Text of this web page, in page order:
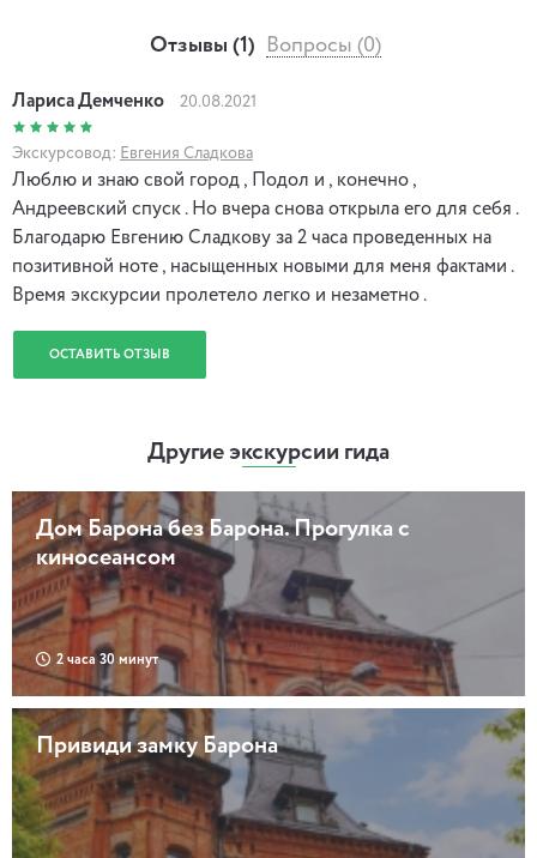
Отзывы (1) Вопросы (0)
Лариса Демченко 20.08.2021
Экскурсовод: Евгения Сладкова
Люблю и знаю свой город , Подол и , конечно ,
Андреевский спуск . Но вчера снова открыла его для себя .
Благодарю Евгению Сладкову за 2 часа проведенных на
позитивной ноте , насыщенных новыми для меня фактами .
Время экскурсии пролетело легко и незаметно .
ОСТАВИТЬ ОТЗЫВ
Другие экскурсии гида
Дом Барона без Барона. Прогулка с
киносеансом
2 часа 30 минут
Привиди замку Барона